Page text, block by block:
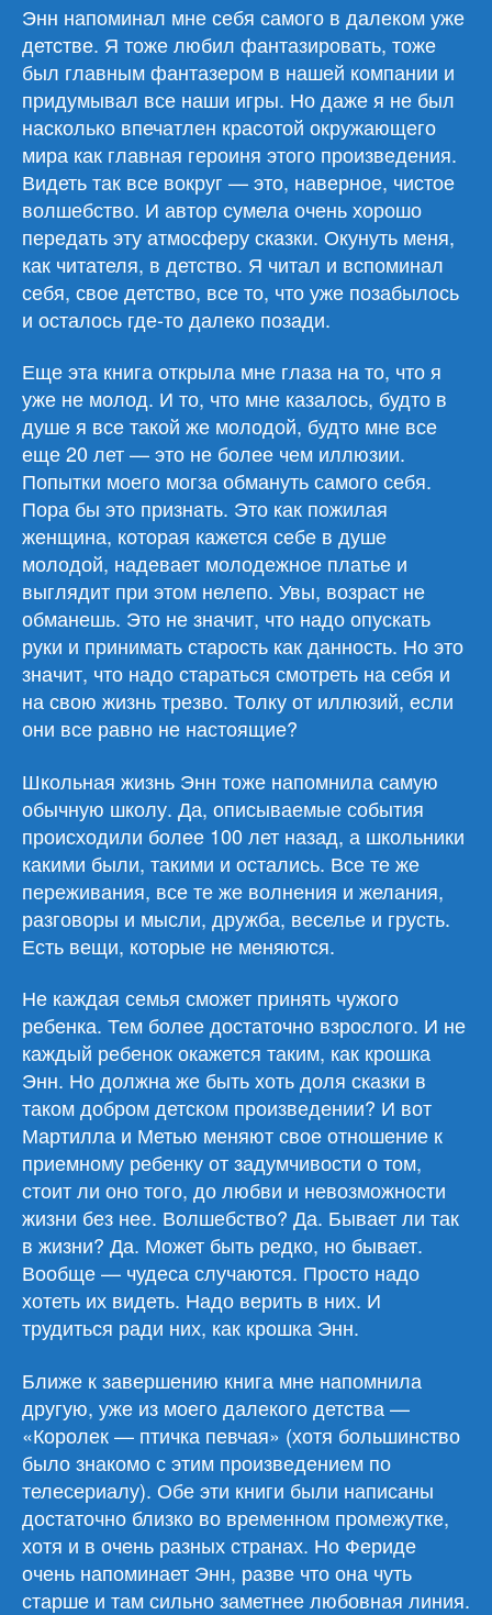
Энн напоминал мне себя самого в далеком уже
детстве. Я тоже любил фантазировать, тоже
был главным фантазером в нашей компании и
придумывал все наши игры. Но даже я не был
насколько впечатлен красотой окружающего
мира как главная героиня этого произведения.
Видеть так все вокруг — это, наверное, чистое
волшебство. И автор сумела очень хорошо
передать эту атмосферу сказки. Окунуть меня,
как читателя, в детство. Я читал и вспоминал
себя, свое детство, все то, что уже позабылось
и осталось где-то далеко позади.
Еще эта книга открыла мне глаза на то, что я
уже не молод. И то, что мне казалось, будто в
душе я все такой же молодой, будто мне все
еще 20 лет — это не более чем иллюзии.
Попытки моего могза обмануть самого себя.
Пора бы это признать. Это как пожилая
женщина, которая кажется себе в душе
молодой, надевает молодежное платье и
выглядит при этом нелепо. Увы, возраст не
обманешь. Это не значит, что надо опускать
руки и принимать старость как данность. Но это
значит, что надо стараться смотреть на себя и
на свою жизнь трезво. Толку от иллюзий, если
они все равно не настоящие?
Школьная жизнь Энн тоже напомнила самую
обычную школу. Да, описываемые события
происходили более 100 лет назад, а школьники
какими были, такими и остались. Все те же
переживания, все те же волнения и желания,
разговоры и мысли, дружба, веселье и грусть.
Есть вещи, которые не меняются.
Не каждая семья сможет принять чужого
ребенка. Тем более достаточно взрослого. И не
каждый ребенок окажется таким, как крошка
Энн. Но должна же быть хоть доля сказки в
таком добром детском произведении? И вот
Мартилла и Метью меняют свое отношение к
приемному ребенку от задумчивости о том,
стоит ли оно того, до любви и невозможности
жизни без нее. Волшебство? Да. Бывает ли так
в жизни? Да. Может быть редко, но бывает.
Вообще — чудеса случаются. Просто надо
хотеть их видеть. Надо верить в них. И
трудиться ради них, как крошка Энн.
Ближе к завершению книга мне напомнила
другую, уже из моего далекого детства —
«Королек — птичка певчая» (хотя большинство
было знакомо с этим произведением по
телесериалу). Обе эти книги были написаны
достаточно близко во временном промежутке,
хотя и в очень разных странах. Но Фериде
очень напоминает Энн, разве что она чуть
старше и там сильно заметнее любовная линия.